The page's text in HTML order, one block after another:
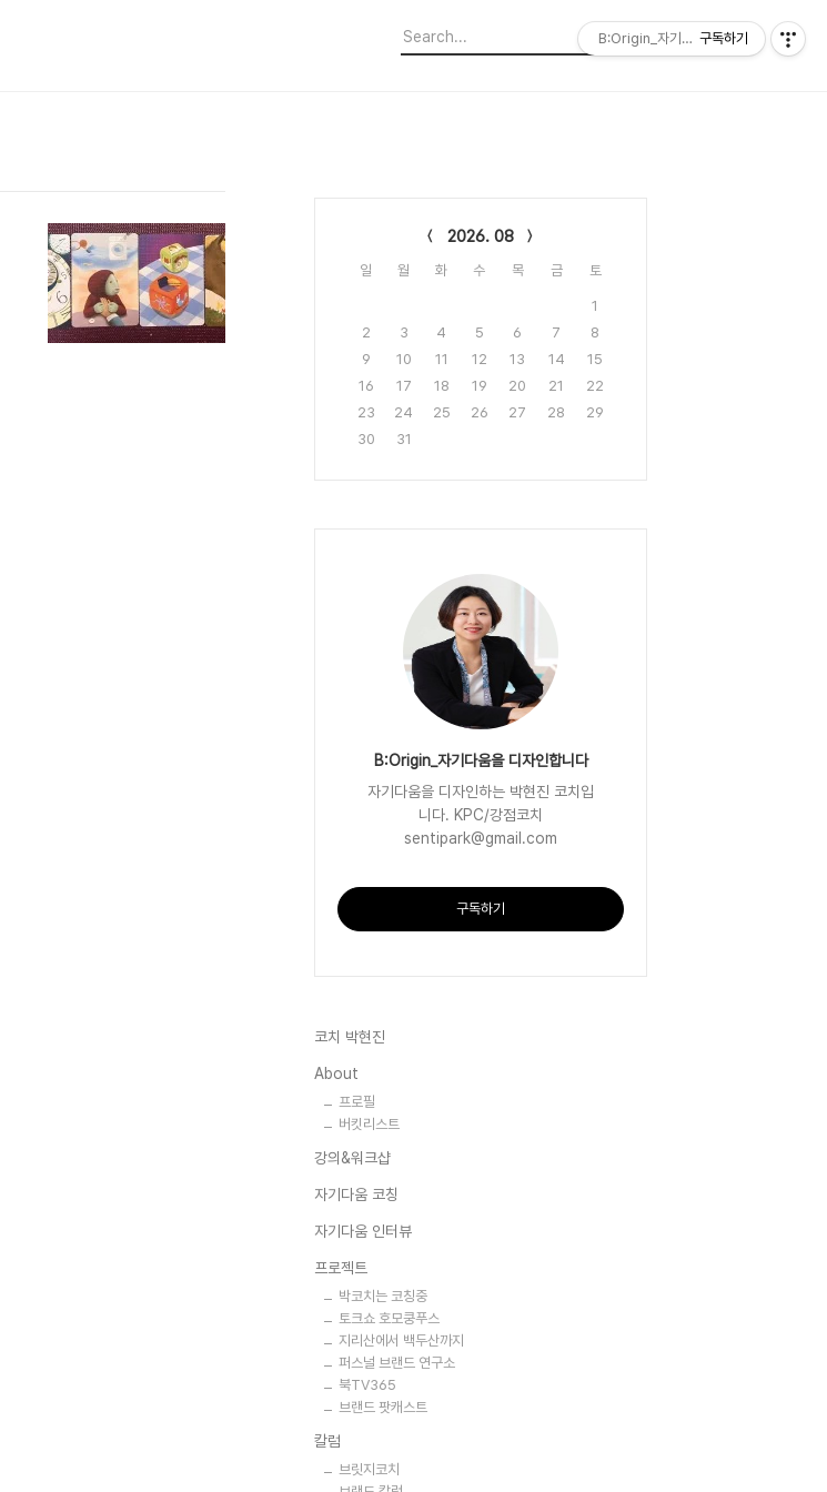
2026. 08
일 월 화 수 목 금 토
1
2
3 4 5 6 7
8
9
10 11 12 13 14
15
16
17 18 19 20 21
22
23
24 25 26 27 28
29
30
31
B:Origin_자기다움을 디자인합니다
자기다움을 디자인하는 박현진 코치입
니다. KPC/강점코치
sentipark@gmail.com
구독하기
코치 박현진
About
프로필
버킷리스트
강의&워크샵
자기다움 코칭
자기다움 인터뷰
프로젝트
박코치는 코칭중
토크쇼 호모쿵푸스
지리산에서 백두산까지
퍼스널 브랜드 연구소
북TV365
브랜드 팟캐스트
칼럼
브릿지코치
B:Origin_자기다움을 디자인합니다
구독하기